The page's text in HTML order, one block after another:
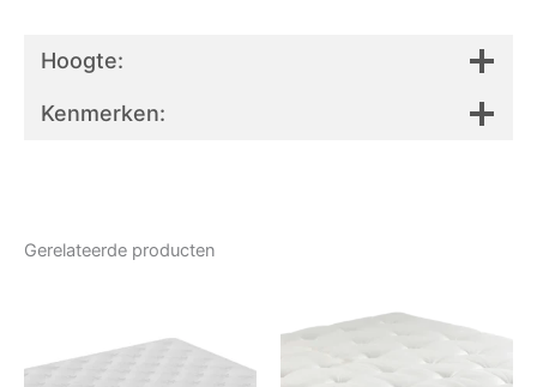
Hoogte:
Kenmerken:
Gerelateerde producten